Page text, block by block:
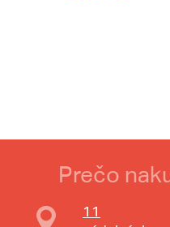
Prečo
11